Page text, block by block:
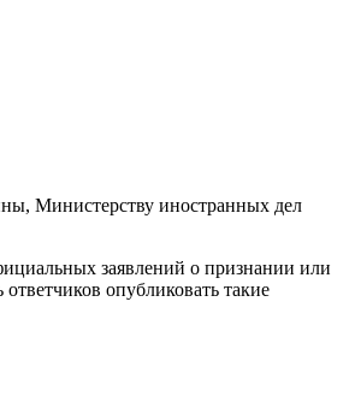
Министерству иностранных дел
заявлений о признании или
опубликовать такие